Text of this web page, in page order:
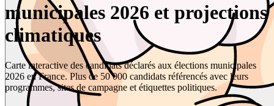
municipales 2026 et projections
climatiques
Carte interactive des candidats déclarés aux élections municipales
2026 en France. Plus de 50 000 candidats référencés avec leurs
programmes, sites de campagne et étiquettes politiques.